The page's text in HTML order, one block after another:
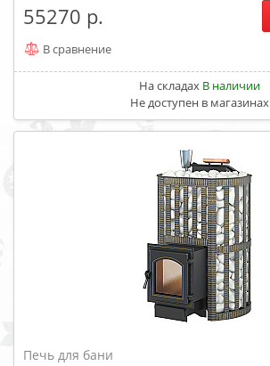
55270
В сравнение
На складах В наличии
Не доступен в магазинах
Печь для бани